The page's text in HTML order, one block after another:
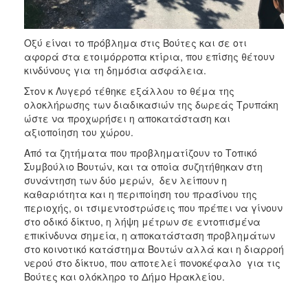
Οξύ είναι το πρόβλημα στις Βούτες και σε οτι
αφορά στα ετοιμόρροπα κτίρια, που επίσης θέτουν
κινδύνους για τη δημόσια ασφάλεια.
Στον κ Λυγερό τέθηκε εξάλλου το θέμα της
ολοκλήρωσης των διαδικασιών της δωρεάς Τρυπάκη
ώστε να προχωρήσει η αποκατάσταση και
αξιοποίηση του χώρου.
Από τα ζητήματα που προβληματίζουν το Τοπικό
Συμβούλιο Βουτών, και τα οποία συζητήθηκαν στη
συνάντηση των δύο μερών, δεν λείπουν η
καθαριότητα και η περιποίηση του πρασίνου της
περιοχής, οι τσιμεντοστρώσεις που πρέπει να γίνουν
στο οδικό δίκτυο, η λήψη μέτρων σε εντοπισμένα
επικίνδυνα σημεία, η αποκατάσταση προβλημάτων
στο κοινοτικό κατάστημα Βουτών αλλά και η διαρροή
νερού στο δίκτυο, που αποτελεί πονοκέφαλο για τις
Βούτες και ολόκληρο το Δήμο Ηρακλείου.